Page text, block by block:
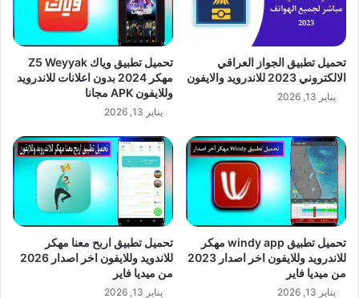
تحميل تطبيق الجواز العراقي
الالكتروني 2023 للاندرويد والايفون
يناير 13, 2026
تحميل تطبيق وياك Z5 Weyyak
مهكر 2024 بدون اعلانات للاندرويد
وللايفون APK مجانا
يناير 13, 2026
تحميل تطبيق windy app مهكر
للاندرويد وللايفون اخر اصدار 2023
من ميديا فاير
يناير 13, 2026
تحميل تطبيق اربح معنا مهكر
للاندويد وللايفون اخر اصدار 2026
من ميديا فاير
يناير 13, 2026